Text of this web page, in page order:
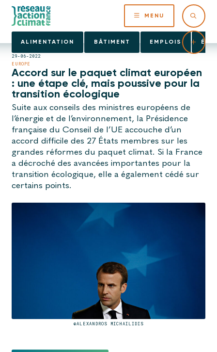
MENU
ALIMENTATION BÂTIMENT EMPLOIS
29-06-2022
EUROPE
Accord sur le paquet climat européen
: une étape clé, mais poussive pour la
transition écologique
Suite aux conseils des ministres européens de
l’énergie et de l’environnement, la Présidence
française du Conseil de l’UE accouche d’un
accord difficile des 27 États membres sur les
grandes réformes du paquet climat. Si la France
a décroché des avancées importantes pour la
transition écologique, elle a également cédé sur
certains points.
©ALEXANDROS MICHAILIDIS